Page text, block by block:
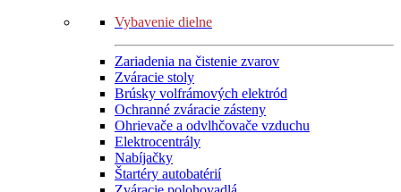
Vybavenie dielne
Zariadenia na čistenie zvarov
Zváracie stoly
Brúsky volfrámových elektród
Ochranné zváracie zásteny
Ohrievače a odvlhčovače vzduchu
Elektrocentrály
Nabíjačky
Štartéry autobatérií